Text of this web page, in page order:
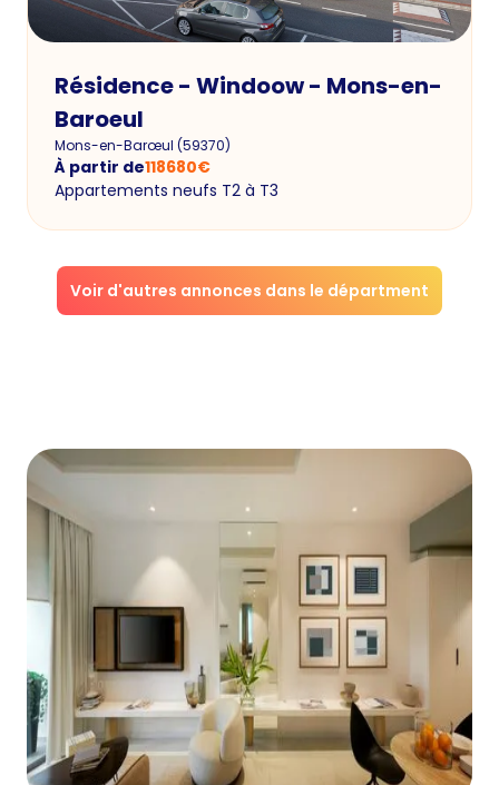
Résidence - Windoow - Mons-en-
Baroeul
Mons-en-Barœul (59370)
À partir de118680€
Appartements neufs T2 à T3
Voir d'autres annonces dans le départment